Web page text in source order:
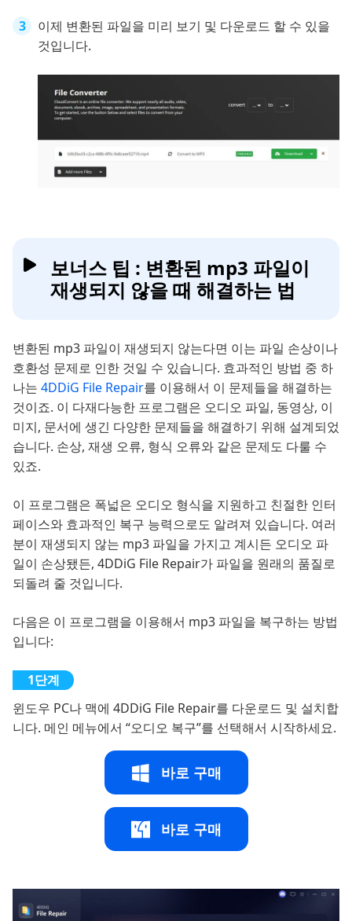
이제 변환된 파일을 미리 보기 및 다운로드 할 수 있을
것입니다.
보너스 팁 : 변환된 mp3 파일이
재생되지 않을 때 해결하는 법
변환된 mp3 파일이 재생되지 않는다면 이는 파일 손상이나
호환성 문제로 인한 것일 수 있습니다. 효과적인 방법 중 하
나는 4DDiG File Repair를 이용해서 이 문제들을 해결하는
것이죠. 이 다재다능한 프로그램은 오디오 파일, 동영상, 이
미지, 문서에 생긴 다양한 문제들을 해결하기 위해 설계되었
습니다. 손상, 재생 오류, 형식 오류와 같은 문제도 다룰 수
있죠.
이 프로그램은 폭넓은 오디오 형식을 지원하고 친절한 인터
페이스와 효과적인 복구 능력으로도 알려져 있습니다. 여러
분이 재생되지 않는 mp3 파일을 가지고 계시든 오디오 파
일이 손상됐든, 4DDiG File Repair가 파일을 원래의 품질로
되돌려 줄 것입니다.
다음은 이 프로그램을 이용해서 mp3 파일을 복구하는 방법
입니다:
윈도우 PC나 맥에 4DDiG File Repair를 다운로드 및 설치합
니다. 메인 메뉴에서 “오디오 복구”를 선택해서 시작하세요.
바로 구매
바로 구매